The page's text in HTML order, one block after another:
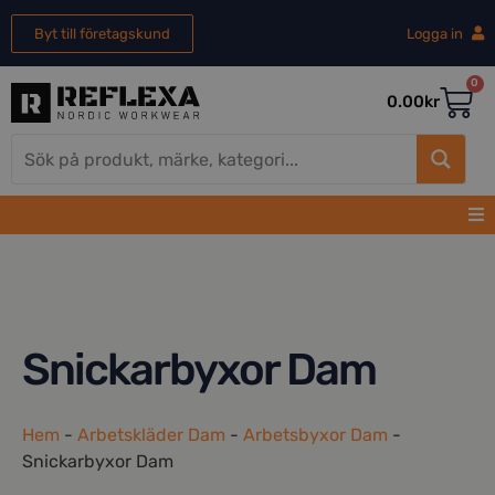
Byt till företagskund Logga in
0.00kr
0
Snickarbyxor Dam
Hem - Arbetskläder Dam - Arbetsbyxor Dam -
Snickarbyxor Dam